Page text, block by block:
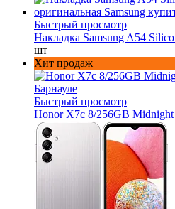
Быстрый просмотр
Накладка Samsung A54
шт
Хит продаж
Быстрый просмотр
Honor X7c 8/256GB